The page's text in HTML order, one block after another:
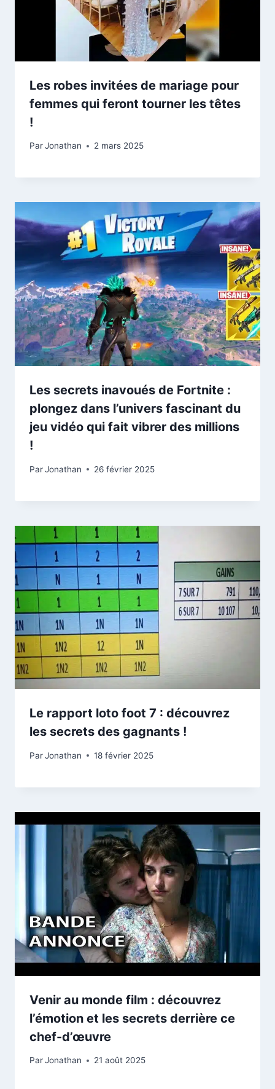
Les robes invitées de mariage pour
femmes qui feront tourner les têtes
!
ParJonathan 2 mars 2025
Les secrets inavoués de Fortnite :
plongez dans l’univers fascinant du
jeu vidéo qui fait vibrer des millions
!
ParJonathan 26 février 2025
Le rapport loto foot 7 : découvrez
les secrets des gagnants !
ParJonathan 18 février 2025
Venir au monde film : découvrez
l’émotion et les secrets derrière ce
chef-d’œuvre
ParJonathan 21 août 2025